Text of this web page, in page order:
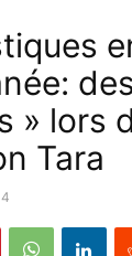
» lors
Tara